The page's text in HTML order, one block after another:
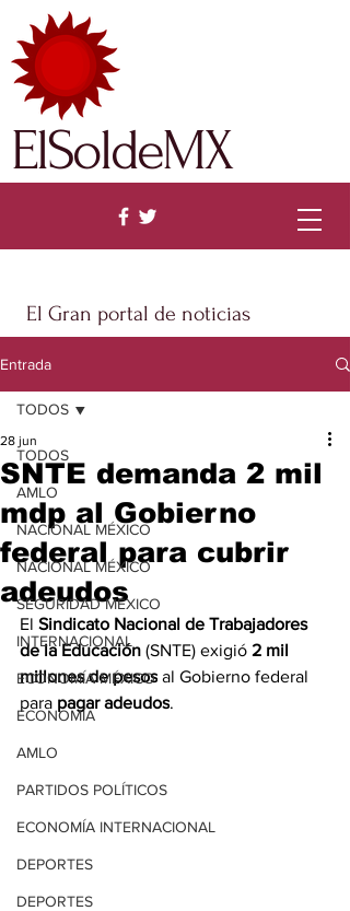
El Gran portal de noticias
ElSoldeMX
Entrada
TODOS
AMLO
NACIONAL MÉXICO
NACIONAL MÉXICO
SEGURIDAD MÉXICO
INTERNACIONAL
ECONOMÍA MÉXICO
ECONOMÍA
AMLO
PARTIDOS POLÍTICOS
ECONOMÍA INTERNACIONAL
DEPORTES
DEPORTES
TODOS
SNTE demanda 2 mil
mdp al Gobierno
federal para cubrir
adeudos
28 jun
El Sindicato Nacional de Trabajadores
de la Educación (SNTE) exigió 2 mil
millones de pesos al Gobierno federal
para pagar adeudos.